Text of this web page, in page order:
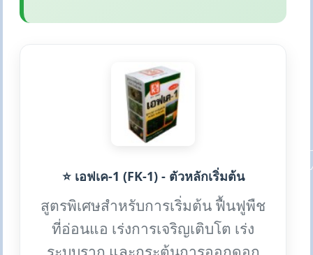
⭐ เอฟเค-1 (FK-1) - ตัวหลักเริ่มต้น
สูตรพิเศษสำหรับการเริ่มต้น ฟื้นฟูพืช
ที่อ่อนแอ เร่งการเจริญเติบโต เร่ง